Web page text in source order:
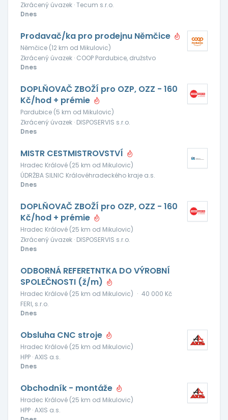
Zkrácený úvazek · Tecum s.r.o.
Dnes
Prodavač/ka pro prodejnu Němčice
Němčice (12 km od Mikulovic)
Zkrácený úvazek · COOP Pardubice, družstvo
Dnes
DOPLŇOVAČ ZBOŽÍ pro OZP, OZZ - 160
Kč/hod + prémie
Pardubice (5 km od Mikulovic)
Zkrácený úvazek · DISPOSERVIS s.r.o.
Dnes
MISTR CESTMISTROVSTVÍ
Hradec Králové (25 km od Mikulovic)
ÚDRŽBA SILNIC Královéhradeckého kraje a.s.
Dnes
DOPLŇOVAČ ZBOŽÍ pro OZP, OZZ - 160
Kč/hod + prémie
Hradec Králové (25 km od Mikulovic)
Zkrácený úvazek · DISPOSERVIS s.r.o.
Dnes
ODBORNÁ REFERETNTKA DO VÝROBNÍ
SPOLEČNOSTI (ž/m)
Hradec Králové (25 km od Mikulovic) · 40 000 Kč
FERI, s.r.o.
Dnes
Obsluha CNC stroje
Hradec Králové (25 km od Mikulovic)
HPP · AXIS a.s.
Dnes
Obchodník - montáže
Hradec Králové (25 km od Mikulovic)
HPP · AXIS a.s.